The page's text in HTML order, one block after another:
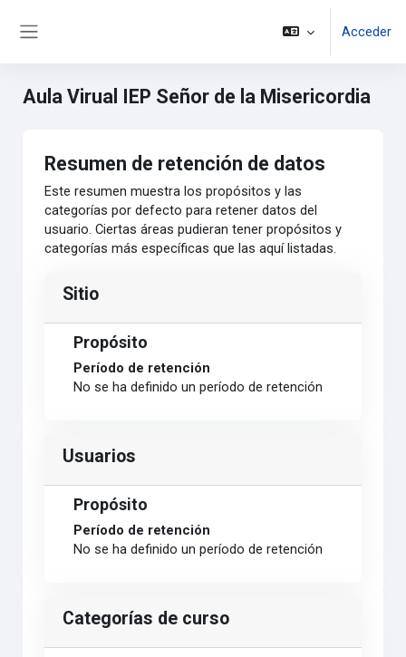
Acceder
Aula Virual IEP Señor de la Misericordia
Resumen de retención de datos
Este resumen muestra los propósitos y las
categorías por defecto para retener datos del
usuario. Ciertas áreas pudieran tener propósitos y
categorías más específicas que las aquí listadas.
Sitio
Propósito
Período de retención
No se ha definido un período de retención
Usuarios
Propósito
Período de retención
No se ha definido un período de retención
Categorías de curso